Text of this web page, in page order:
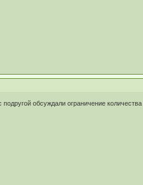
обсуждали ограничение